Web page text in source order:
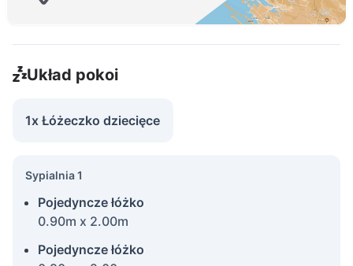
Układ pokoi
1x Łóżeczko dziecięce
Sypialnia 1
Pojedyncze łóżko
0.90m x 2.00m
Pojedyncze łóżko